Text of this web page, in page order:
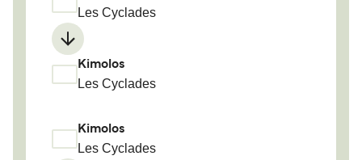
Les Cyclades
Kimolos
Les Cyclades
Kimolos
Les Cyclades